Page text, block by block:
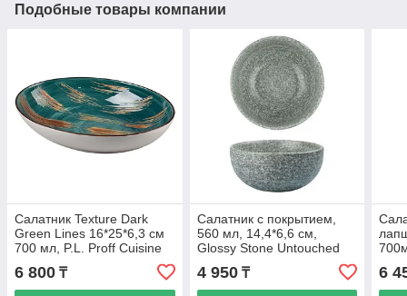
Подобные товары компании
Салатник Texture Dark
Green Lines 16*25*6,3 см
700 мл, P.L. Proff Cuisine
6 800 ₸
Салатник с покрытием,
560 мл, 14,4*6,6 см,
Glossy Stone Untouched
Taiga, P.L. Proff Cuisine
4 950₸ 6